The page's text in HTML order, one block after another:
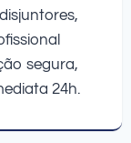
segura,
24h.